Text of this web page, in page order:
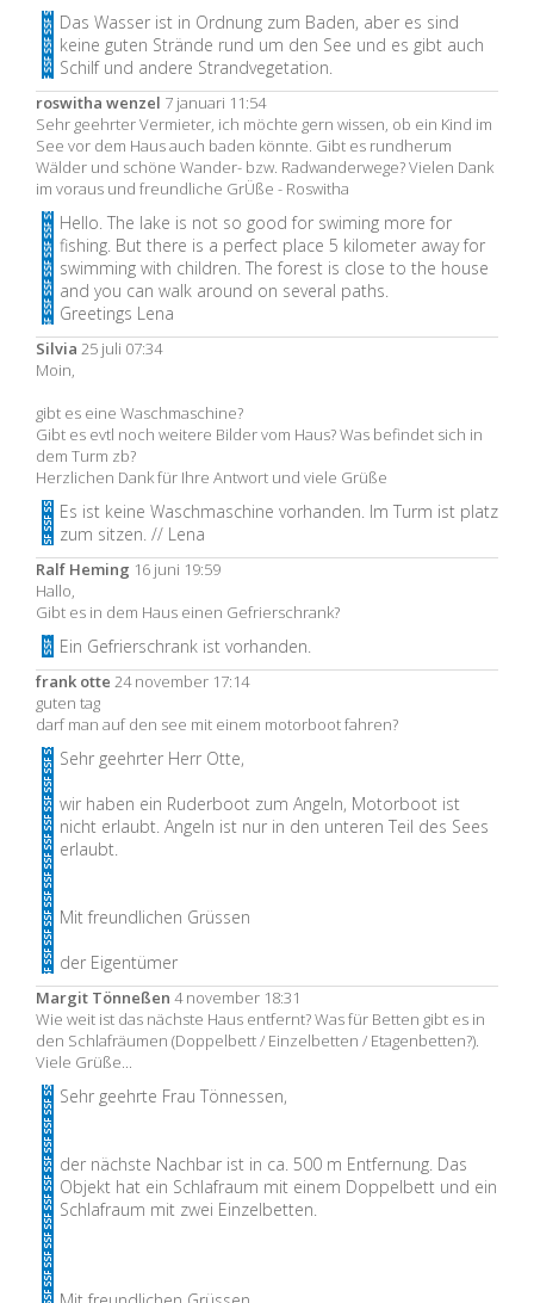
Das Wasser ist in Ordnung zum Baden, aber es sind
keine guten Strände rund um den See und es gibt auch
Schilf und andere Strandvegetation.
roswitha wenzel 7 januari 11:54
Sehr geehrter Vermieter, ich möchte gern wissen, ob ein Kind im
See vor dem Haus auch baden könnte. Gibt es rundherum
Wälder und schöne Wander- bzw. Radwanderwege? Vielen Dank
im voraus und freundliche GrÜße - Roswitha
Hello. The lake is not so good for swiming more for
fishing. But there is a perfect place 5 kilometer away for
swimming with children. The forest is close to the house
and you can walk around on several paths.
Greetings Lena
Silvia 25 juli 07:34
Moin,
gibt es eine Waschmaschine?
Gibt es evtl noch weitere Bilder vom Haus? Was befindet sich in
dem Turm zb?
Herzlichen Dank für Ihre Antwort und viele Grüße
Es ist keine Waschmaschine vorhanden. Im Turm ist platz
zum sitzen. // Lena
Ralf Heming 16 juni 19:59
Hallo,
Gibt es in dem Haus einen Gefrierschrank?
Ein Gefrierschrank ist vorhanden.
frank otte 24 november 17:14
guten tag
darf man auf den see mit einem motorboot fahren?
Sehr geehrter Herr Otte,
wir haben ein Ruderboot zum Angeln, Motorboot ist
nicht erlaubt. Angeln ist nur in den unteren Teil des Sees
erlaubt.
Mit freundlichen Grüssen
der Eigentümer
Margit Tönneßen 4 november 18:31
Wie weit ist das nächste Haus entfernt? Was für Betten gibt es in
den Schlafräumen (Doppelbett / Einzelbetten / Etagenbetten?).
Viele Grüße...
Sehr geehrte Frau Tönnessen,
der nächste Nachbar ist in ca. 500 m Entfernung. Das
Objekt hat ein Schlafraum mit einem Doppelbett und ein
Schlafraum mit zwei Einzelbetten.